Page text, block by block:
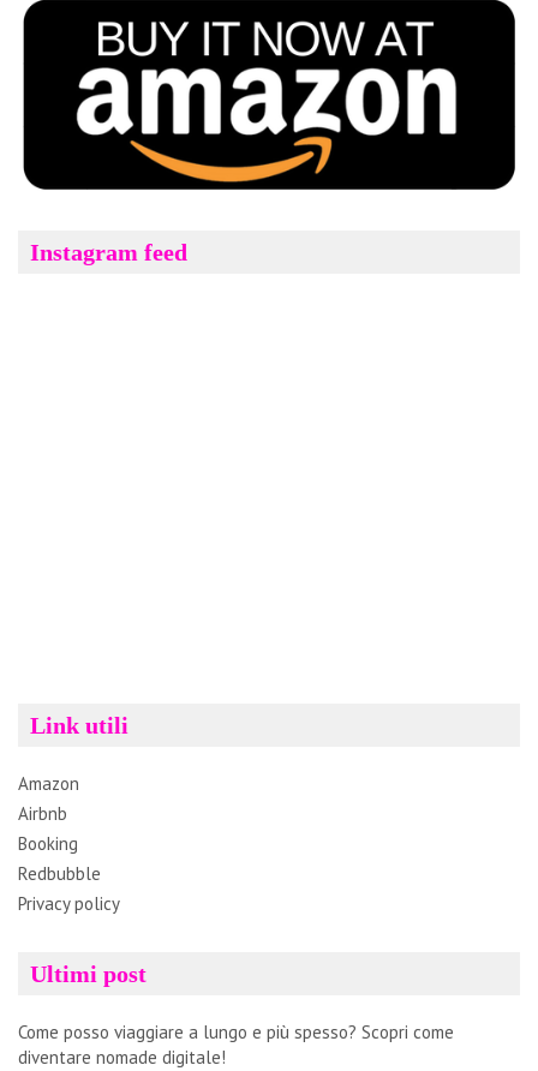
c
Instagram feed
Link utili
Amazon
Airbnb
Booking
Redbubble
Privacy policy
Ultimi post
Come posso viaggiare a lungo e più spesso? Scopri come
diventare nomade digitale!